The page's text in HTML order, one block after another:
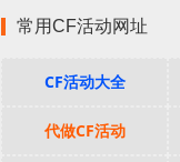
常用CF活动网址
CF活动大全
代做CF活动